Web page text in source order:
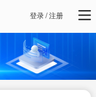
登录/注册